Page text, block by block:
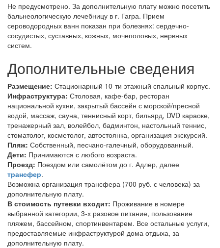
Не предусмотрено. За дополнительную плату можно посетить
бальнеологическую лечебницу в г. Гагра. Прием
сероводородных ванн показан при болезнях: сердечно-
сосудистых, суставных, кожных, мочеполовых, нервных
систем.
Дополнительные сведения
Размещение: Стационарный 10-ти этажный спальный корпус.
Инфраструктура: Столовая, кафе-бар, ресторан
национальной кухни, закрытый бассейн с морской/пресной
водой, массаж, сауна, теннисный корт, бильярд, DVD караоке,
тренажерный зал, волейбол, бадминтон, настольный теннис,
стоматолог, косметолог, автостоянка, организация экскурсий.
Пляж: Собственный, песчано-галечный, оборудованный.
Дети: Принимаются с любого возраста.
Проезд: Поездом или самолётом до г. Адлер, далее
трансфер.
Возможна организация трансфера (700 руб. с человека) за
дополнительную плату.
В стоимость путевки входит: Проживание в номере
выбранной категории, 3-х разовое питание, пользование
пляжем, бассейном, спортинвентарем. Все остальные услуги,
предоставляемые инфраструктурой дома отдыха, за
дополнительную плату.